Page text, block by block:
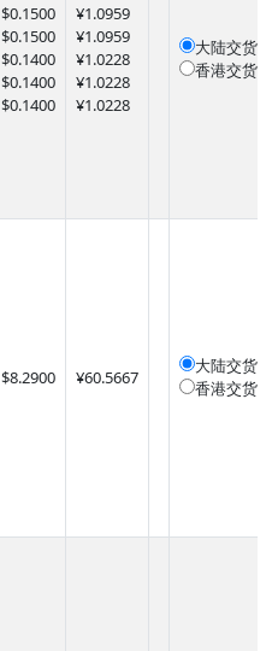
$0.1500
$0.1500
$0.1400
$0.1400
$0.1400
¥1.0959
¥1.0959
¥1.0228
¥1.0228
¥1.0228
大陆交货
香港交货
$8.2900 ¥60.5667
大陆交货
香港交货